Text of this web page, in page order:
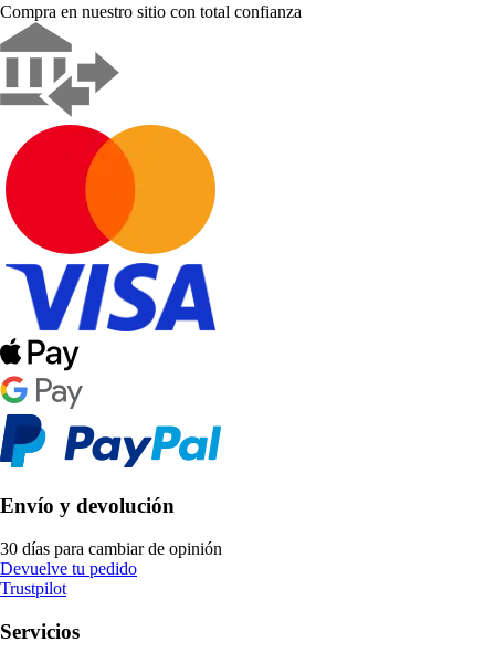
Compra en nuestro sitio con total confianza
Envío y devolución
30 días para cambiar de opinión
Devuelve tu pedido
Trustpilot
Servicios